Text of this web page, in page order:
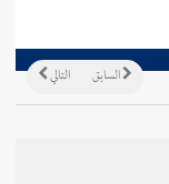
التالي السابق